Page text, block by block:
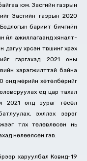
юм. Засгийн газрын
Засгийн газрын 2020
баримт бичгийн
үйл ажиллагаанд хяналт-
хүрсэн түвшинг хүрэх
гаргахад 2021 оны
хэрэгжилттэй байна
онд мөрийн хөтөлбөрийг
үед цар тахал
2021 онд зураг төсөл
эхлүүлэх зэрэг
түлхүү төлөвлөсөн нь
нөлөөлсөн гэв.
харуулбал Ковид-19